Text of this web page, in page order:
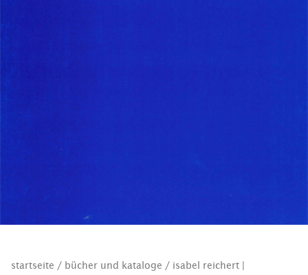
startseite / bücher und kataloge / isabel reichert |